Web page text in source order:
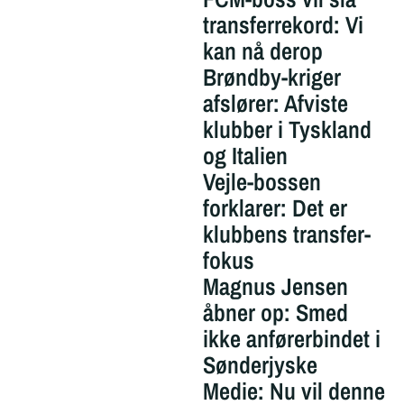
transferrekord: Vi
kan nå derop
Brøndby-kriger
afslører: Afviste
klubber i Tyskland
og Italien
Vejle-bossen
forklarer: Det er
klubbens transfer-
fokus
Magnus Jensen
åbner op: Smed
ikke anførerbindet i
Sønderjyske
Medie: Nu vil denne